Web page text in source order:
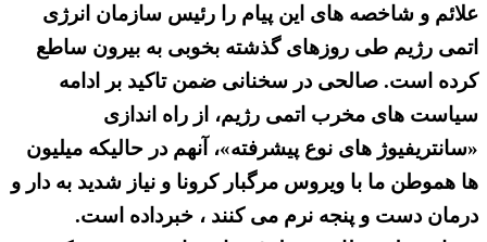
علائم و شاخصه های این پیام را رئیس سازمان انرژی
اتمی رژیم طی روزهای گذشته بخوبی به بیرون ساطع
کرده است. صالحی در سخنانی ضمن تاکید بر ادامه
سیاست های مخرب اتمی رژیم، از راه اندازی
«سانتریفیوژ های نوع پیشرفته»، آنهم در حالیکه میلیون
ها هموطن ما با ویروس مرگبار کرونا و نیاز شدید به دار و
درمان دست و پنجه نرم می کنند ، خبرداده است.